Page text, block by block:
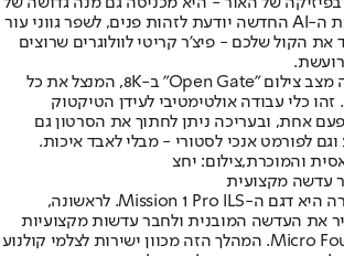
בינה מלאכותית. מערכת ה-AI החדשה יודעת לזהות פנים, לשפר גווני עור
את הקול שלכם - פיצ'ר קריטי לוולוגרים שרוצים
בנוסף, המצלמה מציעה מצב צילום "Open Gate" ב-8K, המנצל את כל
החיישן (יחס 4:3). זהו כלי עבודה אולטימטיבי לעידן הטיקטוק
אחת, ובעריכה ניתן לחתוך את הסרטון גם
וגם לפורמט אנכי לסטורי - מבלי לאבד איכות.
והמוכרת,צילום: יחצ
עדשה מקצועית
גולת הכותרת של הסדרה היא דגם ה-Mission 1 Pro ILS. לראשונה,
את העדשה המובנית ולחבר עדשות מקצועיות
בתקן Micro Four Thirds (MFT). המהלך הזה מכוון ישירות לצלמי קולנוע